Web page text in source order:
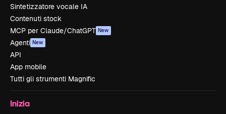
Sintetizzatore vocale IA
Contenuti stock
MCP per Claude/ChatGPT New
Agenti New
API
App mobile
Tutti gli strumenti Magnific
Inizia